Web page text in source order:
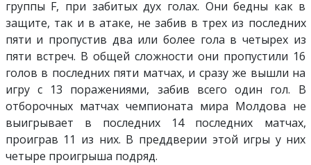
группы F, при забитых дух голах. Они бедны как в
защите, так и в атаке, не забив в трех из последних
пяти и пропустив два или более гола в четырех из
пяти встреч. В общей сложности они пропустили 16
голов в последних пяти матчах, и сразу же вышли на
игру с 13 поражениями, забив всего один гол. В
отборочных матчах чемпионата мира Молдова не
выигрывает в последних 14 последних матчах,
проиграв 11 из них. В преддверии этой игры у них
четыре проигрыша подряд.